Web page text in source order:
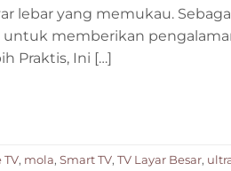
lebar yang memukau.
untuk memberikan
Praktis, Ini […]
TV, mola, Smart TV, TV Layar Besar,